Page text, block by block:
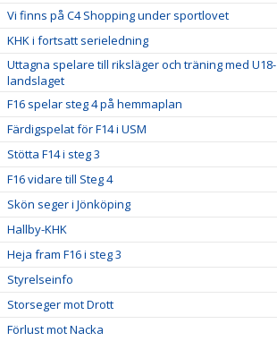
Vi finns på C4 Shopping under sportlovet
KHK i fortsatt serieledning
Uttagna spelare till riksläger och träning med U18-
landslaget
F16 spelar steg 4 på hemmaplan
Färdigspelat för F14 i USM
Stötta F14 i steg 3
F16 vidare till Steg 4
Skön seger i Jönköping
Hallby-KHK
Heja fram F16 i steg 3
Styrelseinfo
Storseger mot Drott
Förlust mot Nacka